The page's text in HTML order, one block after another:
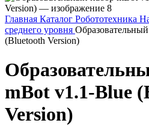
Главная Каталог Робототехника
среднего уровня
(Bluetooth Version)
mBot v1.1-Blue
Version)